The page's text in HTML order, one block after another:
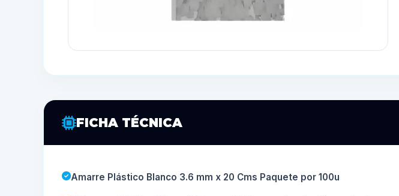
FICHA TÉCNICA
Amarre Plástico Blanco 3.6 mm x 20 Cms Paquete por 100u